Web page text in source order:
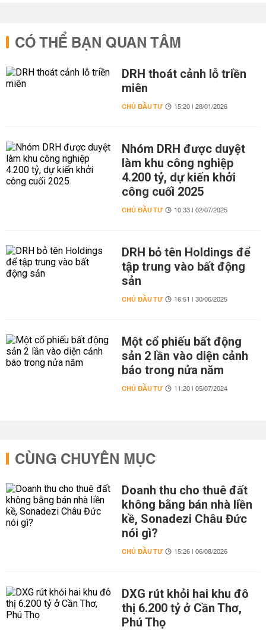
CÓ THỂ BẠN QUAN TÂM
DRH thoát cảnh lỗ triền
miên
CHỦ ĐẦU TƯ 15:20 | 28/01/2026
Nhóm DRH được duyệt
làm khu công nghiệp
4.200 tỷ, dự kiến khởi
công cuối 2025
CHỦ ĐẦU TƯ 10:33 | 02/07/2025
DRH bỏ tên Holdings để
tập trung vào bất động
sản
CHỦ ĐẦU TƯ 16:51 | 30/06/2025
Một cổ phiếu bất động
sản 2 lần vào diện cảnh
báo trong nửa năm
CHỦ ĐẦU TƯ 11:20 | 05/07/2024
CÙNG CHUYÊN MỤC
Doanh thu cho thuê đất
không bằng bán nhà liền
kề, Sonadezi Châu Đức
nói gì?
CHỦ ĐẦU TƯ 15:26 | 06/08/2026
DXG rút khỏi hai khu đô
thị 6.200 tỷ ở Cần Thơ,
Phú Thọ